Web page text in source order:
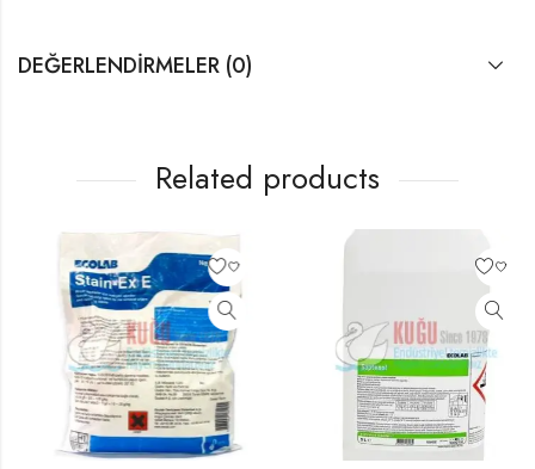
DEĞERLENDIRMELER (0)
Related products